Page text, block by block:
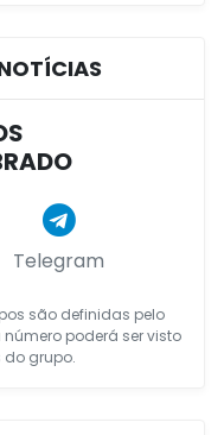
Telegram
são definidas pelo
número poderá ser visto
do grupo.